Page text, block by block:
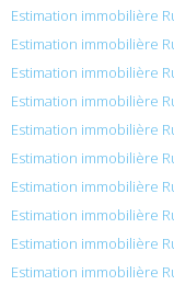
Estimation immobilière
Estimation immobilière
Estimation immobilière
Estimation immobilière
Estimation immobilière
Estimation immobilière
Estimation immobilière
Estimation immobilière
Estimation immobilière
Estimation immobilière